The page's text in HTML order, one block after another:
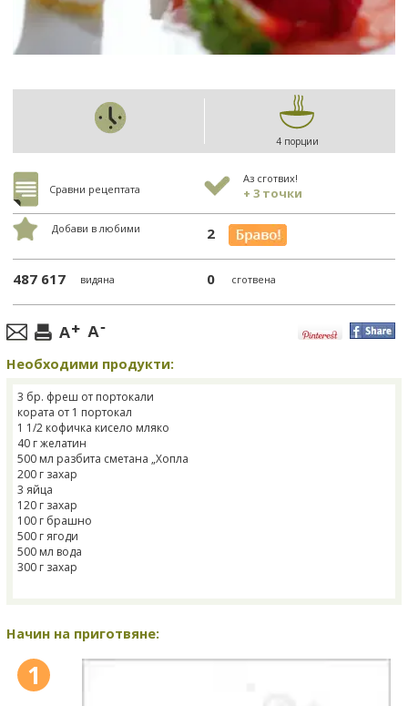
4 порции
Сравни рецептата
Аз сготвих!
+ 3 точки
Добави в любими 2
487 617 видяна 0 сготвена
Необходими продукти:
3 бр. фреш от портокали
кората от 1 портокал
1 1/2 кофичка кисело мляко
40 г желатин
500 мл разбита сметана „Хопла
200 г захар
3 яйца
120 г захар
100 г брашно
500 г ягоди
500 мл вода
300 г захар
Начин на приготвяне:
1